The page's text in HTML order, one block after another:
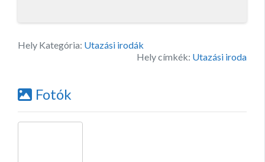
Hely Kategória: Utazási irodák
Hely címkék: Utazási iroda
Fotók